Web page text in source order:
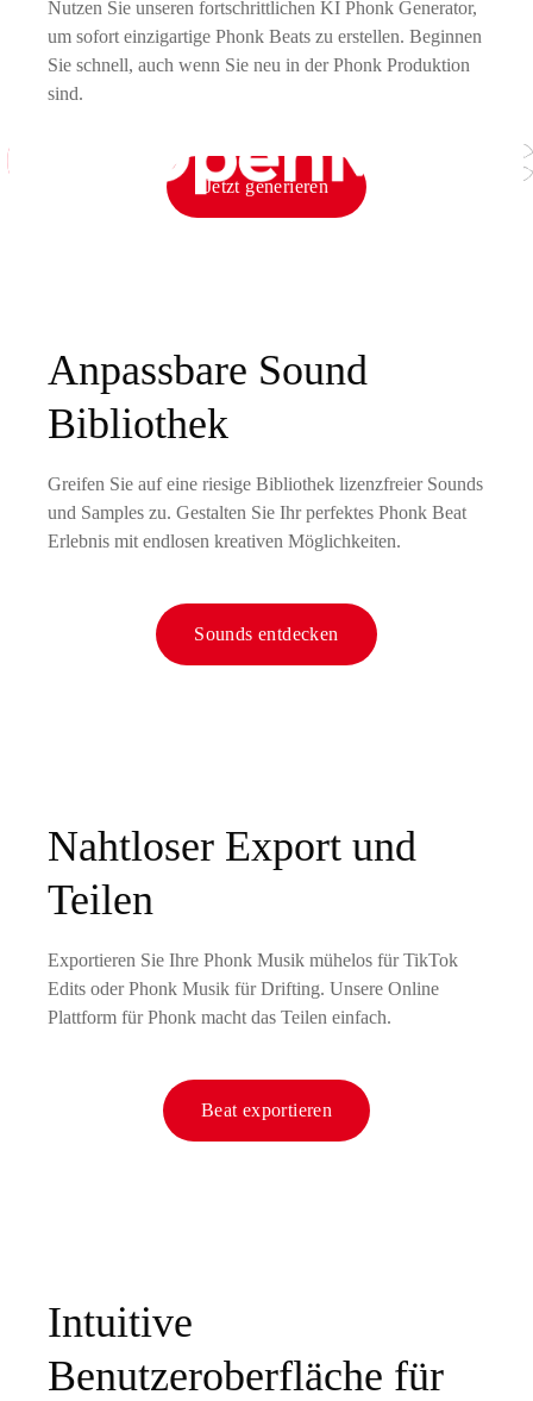
Nutzen Sie unseren fortschrittlichen KI Phonk Generator,
um sofort einzigartige Phonk Beats zu erstellen. Beginnen
Sie schnell, auch wenn Sie neu in der Phonk Produktion
sind.
Jetzt generieren
Anpassbare Sound
Bibliothek
Greifen Sie auf eine riesige Bibliothek lizenzfreier Sounds
und Samples zu. Gestalten Sie Ihr perfektes Phonk Beat
Erlebnis mit endlosen kreativen Möglichkeiten.
Sounds entdecken
Nahtloser Export und
Teilen
Exportieren Sie Ihre Phonk Musik mühelos für TikTok
Edits oder Phonk Musik für Drifting. Unsere Online
Plattform für Phonk macht das Teilen einfach.
Beat exportieren
Intuitive
Benutzeroberfläche für